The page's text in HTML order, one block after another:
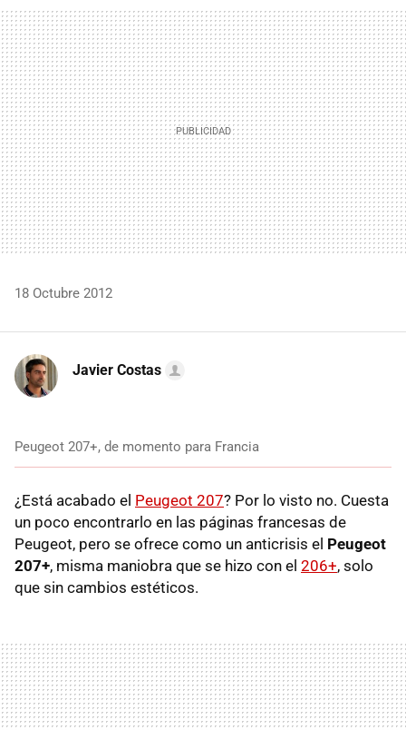
MAIL
18 Octubre 2012
Javier Costas
Peugeot 207+, de momento para Francia
¿Está acabado el Peugeot 207? Por lo visto no. Cuesta
un poco encontrarlo en las páginas francesas de
Peugeot, pero se ofrece como un anticrisis el Peugeot
207+, misma maniobra que se hizo con el 206+, solo
que sin cambios estéticos.